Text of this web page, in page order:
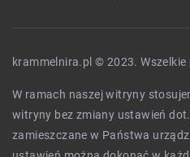
krammelnira.pl © 2023.
W ramach naszej witryny
witryny bez zmiany ustawień
zamieszczane w Państwa